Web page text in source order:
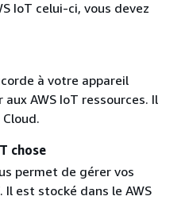
IoT celui-ci, vous devez
à votre appareil
AWS IoT ressources. Il
chose
permet de gérer vos
Il est stocké dans le AWS